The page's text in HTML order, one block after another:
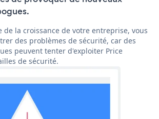
de la croissance de votre entreprise, vous
des problèmes de sécurité, car des
peuvent tenter d'exploiter Price
de sécurité.